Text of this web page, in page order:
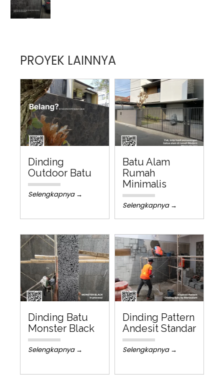
PROYEK LAINNYA
Dinding
Outdoor Batu
Selengkapnya →
Batu Alam
Rumah
Minimalis
Selengkapnya →
Dinding Batu
Monster Black
Selengkapnya →
Dinding Pattern
Andesit Standar
Selengkapnya →